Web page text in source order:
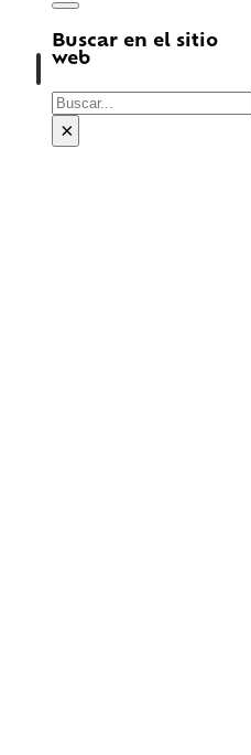
Buscar en el sitio
web
Buscar
×